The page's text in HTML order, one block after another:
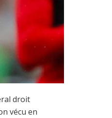
droit
vécu en